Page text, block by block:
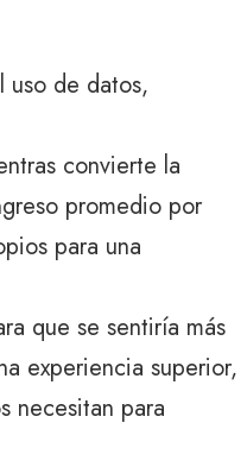
uso de datos,
convierte la
promedio por
para una
que se sentiría más
experiencia superior,
necesitan para